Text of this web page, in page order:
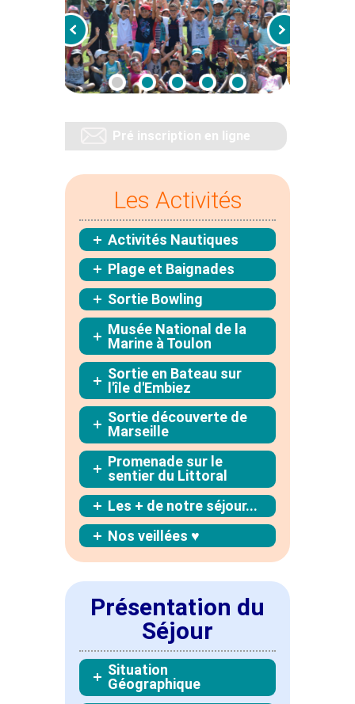
Pré inscription en ligne
Les Activités
Activités Nautiques
Plage et Baignades
Sortie Bowling
Musée National de la
Marine à Toulon
Sortie en Bateau sur
l'île d'Embiez
Sortie découverte de
Marseille
Promenade sur le
sentier du Littoral
Les + de notre séjour...
Nos veillées ♥
Présentation du
Séjour
Situation
Géographique